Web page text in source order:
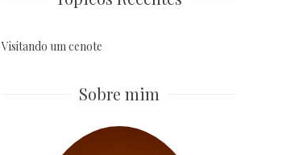
Visitando um cenote
Sobre mim